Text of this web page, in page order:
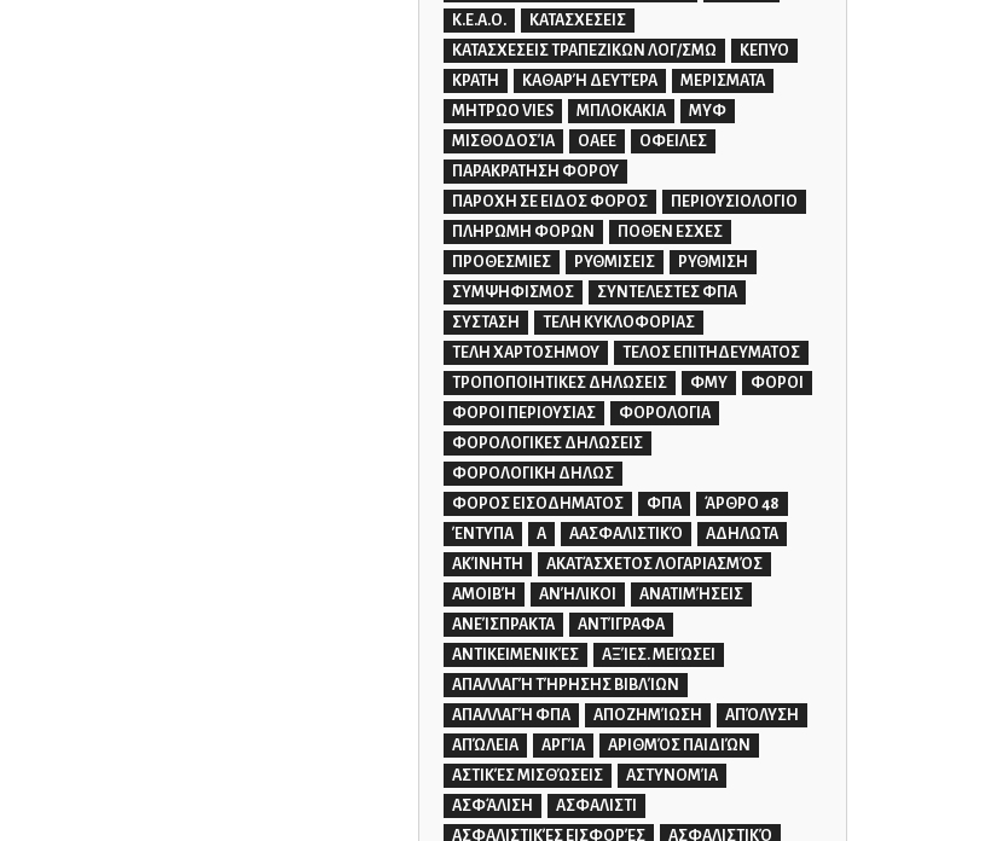
Κ.Ε.Α.Ο.
ΚΑΤΑΣΧΕΣΕΙΣ
ΚΑΤΑΣΧΕΣΕΙΣ ΤΡΑΠΕΖΙΚΩΝ ΛΟΓ/ΣΜΩ
ΚΕΠΥΟ
ΚΡΑΤΗ
ΚΑΘΑΡΉ ΔΕΥΤΈΡΑ
ΜΕΡΙΣΜΑΤΑ
ΜΗΤΡΩΟ VIES
ΜΠΛΟΚΑΚΙΑ
ΜΥΦ
ΜΙΣΘΟΔΟΣΊΑ
ΟΑΕΕ
ΟΦΕΙΛΕΣ
ΠΑΡΑΚΡΑΤΗΣΗ ΦΟΡΟΥ
ΠΑΡΟΧΗ ΣΕ ΕΙΔΟΣ ΦΟΡΟΣ
ΠΕΡΙΟΥΣΙΟΛΟΓΙΟ
ΠΛΗΡΩΜΗ ΦΟΡΩΝ
ΠΟΘΕΝ ΕΣΧΕΣ
ΠΡΟΘΕΣΜΙΕΣ
ΡΥΘΜΙΣΕΙΣ
ΡΥΘΜΙΣΗ
ΣΥΜΨΗΦΙΣΜΟΣ
ΣΥΝΤΕΛΕΣΤΕΣ ΦΠΑ
ΣΥΣΤΑΣΗ
ΤΕΛΗ ΚΥΚΛΟΦΟΡΙΑΣ
ΤΕΛΗ ΧΑΡΤΟΣΗΜΟΥ
ΤΕΛΟΣ ΕΠΙΤΗΔΕΥΜΑΤΟΣ
ΤΡΟΠΟΠΟΙΗΤΙΚΕΣ ΔΗΛΩΣΕΙΣ
ΦΜΥ
ΦΟΡΟΙ
ΦΟΡΟΙ ΠΕΡΙΟΥΣΙΑΣ
ΦΟΡΟΛΟΓΙΑ
ΦΟΡΟΛΟΓΙΚΕΣ ΔΗΛΩΣΕΙΣ
ΦΟΡΟΛΟΓΙΚΗ ΔΗΛΩΣ
ΦΟΡΟΣ ΕΙΣΟΔΗΜΑΤΟΣ
ΦΠΑ
ΆΡΘΡΟ 48
ΈΝΤΥΠΑ
Α ΑΑΣΦΑΛΙΣΤΙΚΌ
ΑΔΗΛΩΤΑ
ΑΚΊΝΗΤΗ
ΑΚΑΤΆΣΧΕΤΟΣ ΛΟΓΑΡΙΑΣΜΌΣ
ΑΜΟΙΒΉ
ΑΝΉΛΙΚΟΙ
ΑΝΑΤΙΜΉΣΕΙΣ
ΑΝΕΊΣΠΡΑΚΤΑ
ΑΝΤΊΓΡΑΦΑ
ΑΝΤΙΚΕΙΜΕΝΙΚΈΣ
ΑΞΊΕΣ. ΜΕΙΏΣΕΙ
ΑΠΑΛΛΑΓΉ ΤΉΡΗΣΗΣ ΒΙΒΛΊΩΝ
ΑΠΑΛΛΑΓΉ ΦΠΑ
ΑΠΟΖΗΜΊΩΣΗ
ΑΠΌΛΥΣΗ
ΑΠΏΛΕΙΑ
ΑΡΓΊΑ
ΑΡΙΘΜΌΣ ΠΑΙΔΙΏΝ
ΑΣΤΙΚΈΣ ΜΙΣΘΏΣΕΙΣ
ΑΣΤΥΝΟΜΊΑ
ΑΣΦΆΛΙΣΗ
ΑΣΦΑΛΙΣΤΙ
ΑΣΦΑΛΙΣΤΙΚΈΣ ΕΙΣΦΟΡΈΣ
ΑΣΦΑΛΙΣΤΙΚΌ